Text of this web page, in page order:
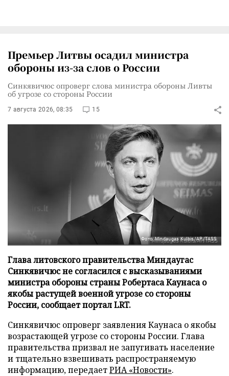
Премьер Литвы осадил министра
обороны из-за слов о России
Синкявичюс опроверг слова министра обороны Ливты
об угрозе со стороны России
7 августа 2026, 08:35 15
Фото: Mindaugas Kulbis/AP/TASS
Глава литовского правительства Миндаугас
Синкявичюс не согласился с высказываниями
министра обороны страны Робертаса Каунаса о
якобы растущей военной угрозе со стороны
России, сообщает портал LRT.
Синкявичюс опроверг заявления Каунаса о якобы
возрастающей угрозе со стороны России. Глава
правительства призвал не запугивать население
и тщательно взвешивать распространяемую
информацию, передаетРИА «Новости».